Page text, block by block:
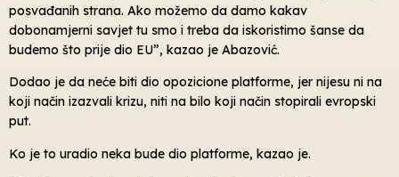
posvađanih strana. Ako možemo da damo kakav
dobonamjerni savjet tu smo i treba da iskoristimo šanse da
budemo što prije dio EU”, kazao je Abazović.
Dodao je da neće biti dio opozicione platforme, jer nijesu ni na
koji način izazvali krizu, niti na bilo koji način stopirali evropski
put.
Ko je to uradio neka bude dio platforme, kazao je.